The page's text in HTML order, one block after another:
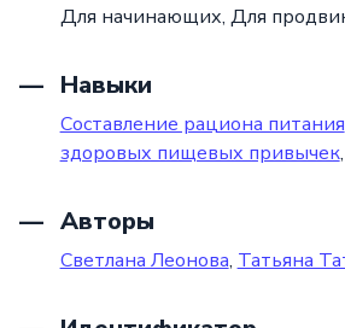
Для начинающих, Для
Навыки
Составление рациона питания
здоровых пищевых привычек,
Авторы
Светлана Леонова, Татьяна